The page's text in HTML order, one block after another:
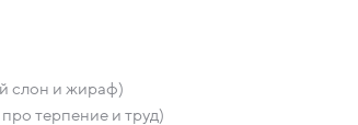
слон и жираф)
терпение и труд)